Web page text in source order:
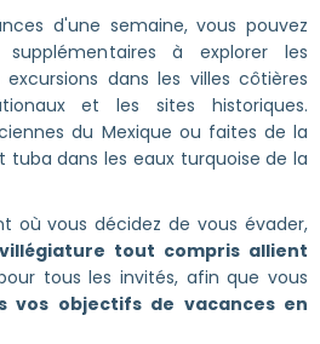
d'une semaine, vous pouvez
à explorer les
dans les villes côtières
et les sites historiques.
du Mexique ou faites de la
dans les eaux turquoise de la
où vous décidez de vous évader,
tout compris allient
tous les invités, afin que vous
vos objectifs de vacances en